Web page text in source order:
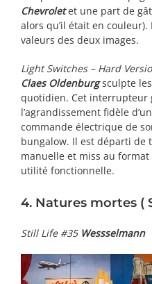
Chevroletet une part de
alors qu’il était en
valeurs des deux images.
Light Switches – Hard
Claes Oldenburg sculpte
quotidien. Cet interrupteur
l’agrandissement fidèle
commande électrique de
bungalow. Il est départi de
manuelle et miss au format
utilité fonctionnelle.
4. Natures mortes (
Still Life #35Wessselmann